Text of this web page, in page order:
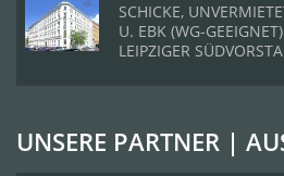
SCHICKE,
U. EBK (WG-
LEIPZIGER
UNSERE PARTNER |